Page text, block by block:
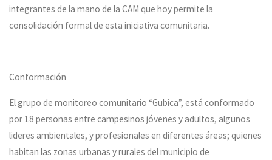
integrantes de la mano de la CAM que hoy permite la
consolidación formal de esta iniciativa comunitaria.
Conformación
El grupo de monitoreo comunitario “Gubica”, está conformado
por 18 personas entre campesinos jóvenes y adultos, algunos
lideres ambientales, y profesionales en diferentes áreas; quienes
habitan las zonas urbanas y rurales del municipio de